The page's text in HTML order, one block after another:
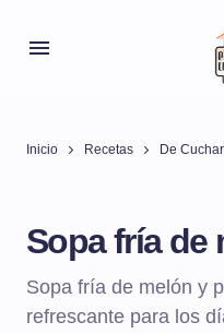
Inicio Recetas De
Sopa fría de
Sopa fría de melón y
refrescante para los